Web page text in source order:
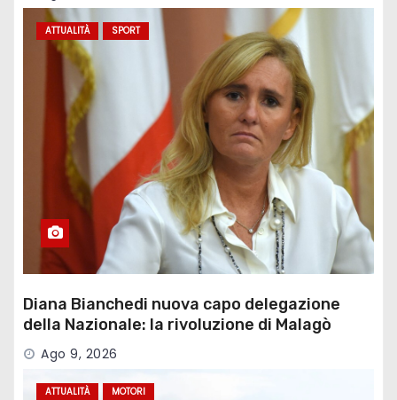
ATTUALITÀ SPORT
Diana Bianchedi nuova capo delegazione
della Nazionale: la rivoluzione di Malagò
Ago 9, 2026
ATTUALITÀ MOTORI